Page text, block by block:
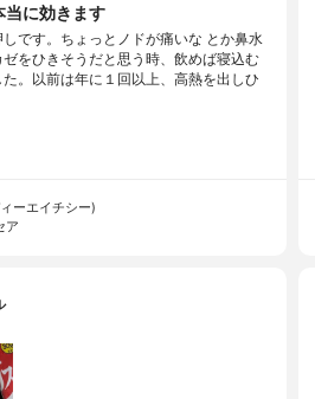
当に効きます
です。ちょっとノドが痛いな とか鼻水
をひきそうだと思う時、飲めば寝込む
。以前は年に１回以上、高熱を出しひ
ーエイチシー)
ア